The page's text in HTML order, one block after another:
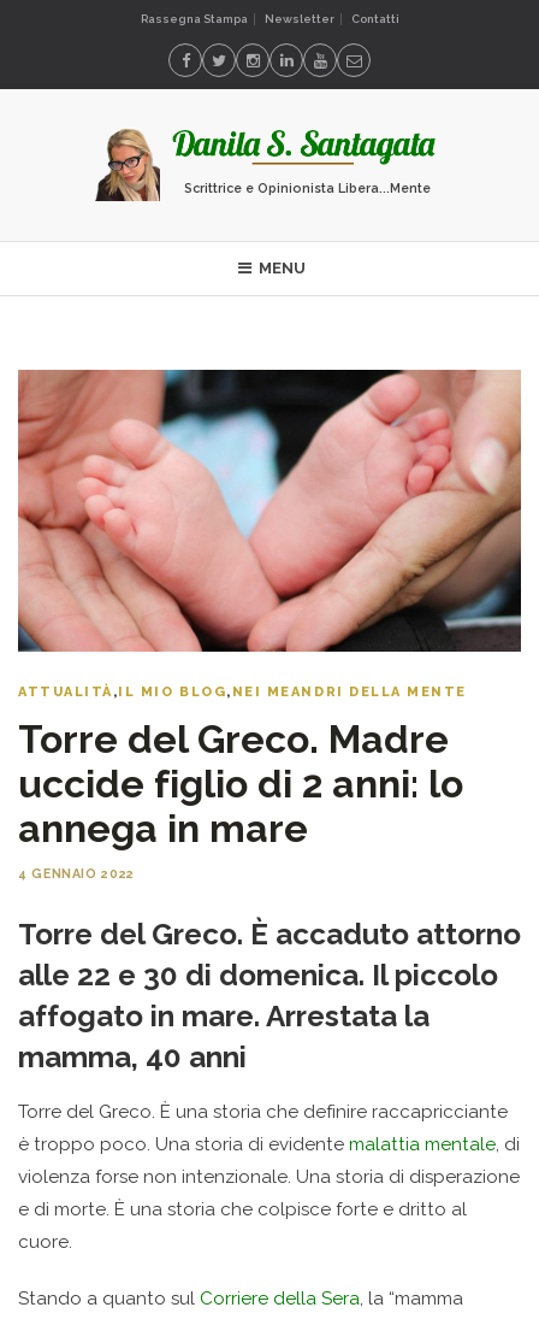
Rassegna Stampa Newsletter Contatti
Scrittrice e Opinionista Libera...Mente
MENU
ATTUALITÀ, IL MIO BLOG, NEI MEANDRI DELLA MENTE
Torre del Greco. Madre
uccide figlio di 2 anni: lo
annega in mare
4 GENNAIO 2022
Torre del Greco. È accaduto attorno
alle 22 e 30 di domenica. Il piccolo
affogato in mare. Arrestata la
mamma, 40 anni
Torre del Greco. Ѐ una storia che definire raccapricciante
è troppo poco. Una storia di evidente malattia mentale, di
violenza forse non intenzionale. Una storia di disperazione
e di morte. Ѐ una storia che colpisce forte e dritto al
cuore.
Stando a quanto sul Corriere della Sera, la “mamma